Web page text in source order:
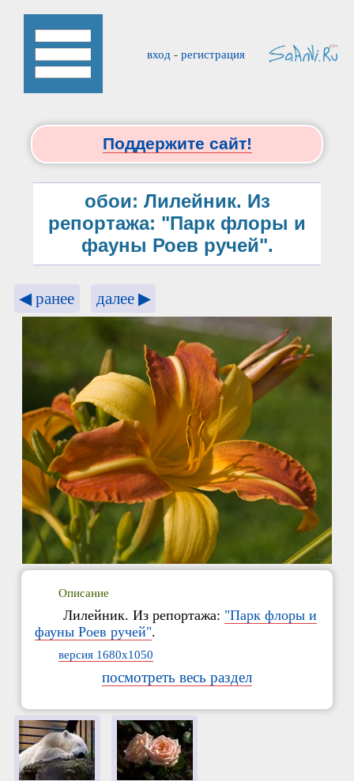
вход - регистрация
Поддержите сайт!
обои: Лилейник. Из
репортажа: "Парк флоры и
фауны Роев ручей".
◀ ранее далее ▶
Описание
Лилейник. Из репортажа: "Парк флоры и
фауны Роев ручей".
версия 1680x1050
посмотреть весь раздел